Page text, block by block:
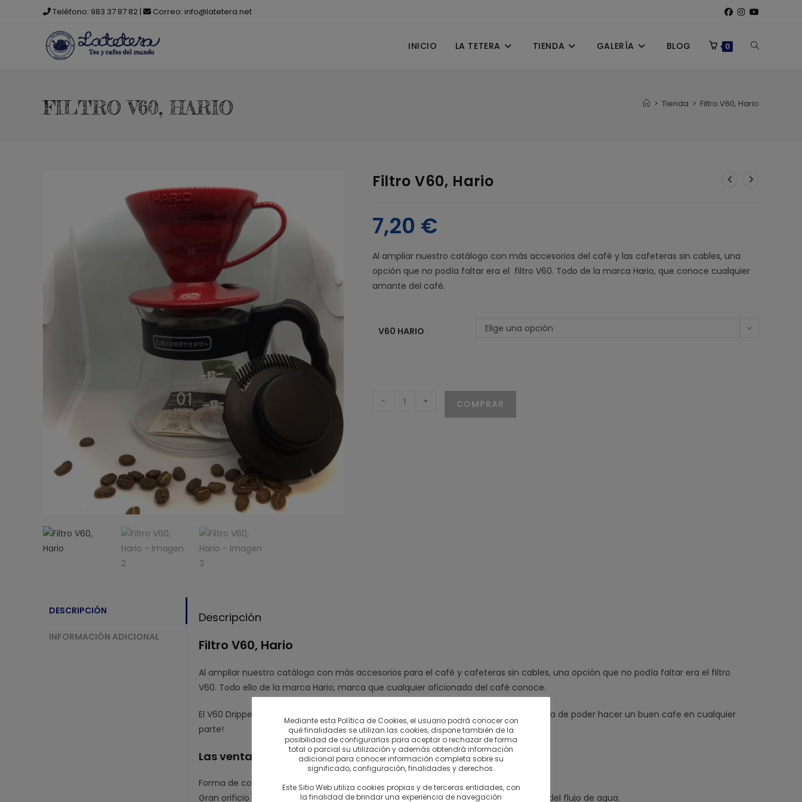
Teléfono: 983 37 87 82 | Correo: info@latetera.net
INICIO LA TETERA TIENDA GALERÍA BLOG 0 ALTERNAR
LA
FILTRO V60, HARIO > Tienda > Filtro V60, Hario
Filtro V60, Hario
7,20 €
Al ampliar nuestro catálogo con más accesorios del café y las cafeteras sin cables, una
opción que no podía faltar era el filtro V60. Todo de la marca Hario, que conoce cualquier
amante del café.
V60 HARIO Elige una opción
- + COMPRAR
DESCRIPCIÓN
INFORMACIÓN ADICIONAL
Descripción
Filtro V60, Hario
Al ampliar nuestro catálogo con más accesorios para el café y cafeteras sin cables, una opción que no podía faltar era el filtro
V60. Todo ello de la marca Hario, marca que cualquier aficionado del café conoce.
El V60 Dripper 01, es un filtro perfecto para cualquier jarra. Es una forma súper sencilla de poder hacer un buen cafe en cualquier
parte!
Las ventajas de utilizar el filtro V60 son:
Forma de cono: el cono da profundidad a la capa de café.
Gran orificio único: el gran orificio puede cambiar el sabor del café por la velocidad del flujo de agua.
Mediante esta Política de Cookies, el usuario podrá conocer con
qué finalidades se utilizan las cookies, dispone también de la
posibilidad de configurarlas para aceptar o rechazar de forma
total o parcial su utilización y además obtendrá información
adicional para conocer información completa sobre su
significado, configuración, finalidades y derechos.
Este Sitio Web utiliza cookies propias y de terceras entidades, con
la finalidad de brindar una experiencia de navegación